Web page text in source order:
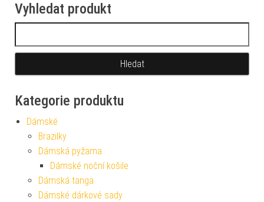
Vyhledat produkt
Kategorie produktu
Dámské
Brazilky
Dámská pyžama
Dámské noční košile
Dámská tanga
Dámské dárkové sady